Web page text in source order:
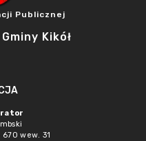
Publicznej
Kikół
wew. 31